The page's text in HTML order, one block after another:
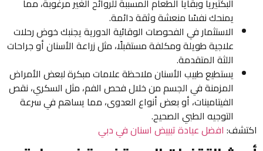
البكتيريا وبقايا الطعام المسببة للروائح الغير مرغوبة، مما
يمنحك نفسًا منعشة وثقة دائمة.
الاستثمار في الفحوصات الوقائية الدورية يجنبك خوض رحلات
علاجية طويلة ومكلفة مستقبلًا، مثل زراعة الأسنان أو جراحات
اللثة المتقدمة.
يستطيع طبيب الأسنان ملاحظة علامات مبكرة لبعض الأمراض
المزمنة في الجسم من خلال فحص الفم، مثل السكري، نقص
الفيتامينات، أو بعض أنواع العدوى، مما يساهم في سرعة
التوجيه الطبي الصحيح.
اكتشف: افضل عيادة تبييض اسنان في دبي